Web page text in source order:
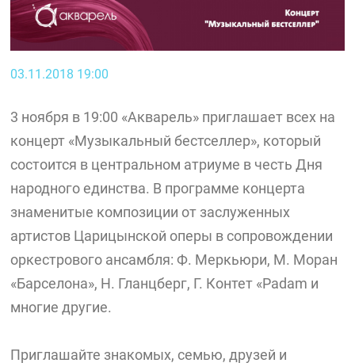
03.11.2018 19:00
3 ноября в 19:00 «Акварель» приглашает всех на
концерт «Музыкальный бестселлер», который
состоится в центральном атриуме в честь Дня
народного единства. В программе концерта
знаменитые композиции от заслуженных
артистов Царицынской оперы в сопровождении
оркестрового ансамбля: Ф. Меркьюри, М. Моран
«Барселона», Н. Гланцберг, Г. Контет «Padam и
многие другие.
Приглашайте знакомых, семью, друзей и